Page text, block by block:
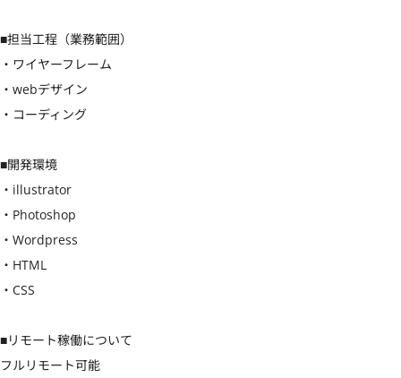
■担当工程（業務範囲）
・ワイヤーフレーム
・webデザイン
・コーディング
■開発環境
・illustrator
・Photoshop
・Wordpress
・HTML
・CSS
■リモート稼働について
フルリモート可能